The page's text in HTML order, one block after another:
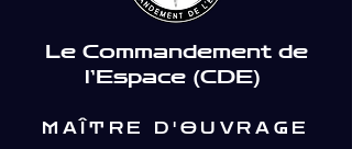
Le Commandement de
l’Espace (CDE)
MAÎTRE D'OUVRAGE